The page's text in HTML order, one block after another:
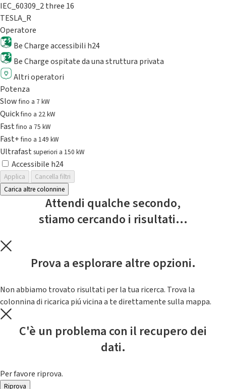
IEC_60309_2 three 16
TESLA_R
Operatore
Be Charge accessibili h24
Be Charge ospitate da una struttura privata
Altri operatori
Potenza
Slowfino a 7 kW
Quickfino a 22 kW
Fastfino a 75 kW
Fast+fino a 149 kW
Ultrafast superiori a 150 kW
Accessibile h24
Applica
Cancella filtri
Carica altre colonnine
Attendi qualche secondo,
stiamo cercando i risultati...
Prova a esplorare altre opzioni.
Non abbiamo trovato risultati per la tua ricerca. Trova la
colonnina di ricarica piú vicina a te direttamente sulla mappa.
C'è un problema con il recupero dei
dati.
Per favore riprova.
Riprova